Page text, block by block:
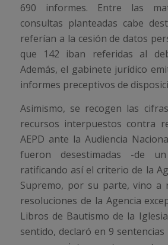
690 informes. Entre las
consultas planteadas cabe
referían a la cesión de datos
que 142 iban referidas al
Además, el gabinete jurídico
informes preceptivos de
Asimismo, se recogen las
recursos interpuestos contra
AEPD ante la Audiencia
fueron desestimadas -de
ratificando así el criterio de la
Supremo, por su parte, vino a
resoluciones de la Agencia
Libros de Bautismo de la
sentido, declaró en 9